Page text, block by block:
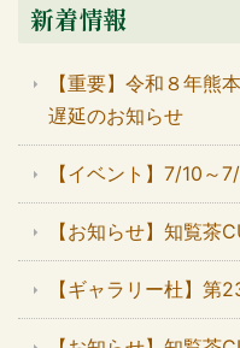
新着情報
【重要】令和８年熊
遅延のお知らせ
【イベント】7/10～
【お知らせ】知覧茶
【ギャラリー杜】第